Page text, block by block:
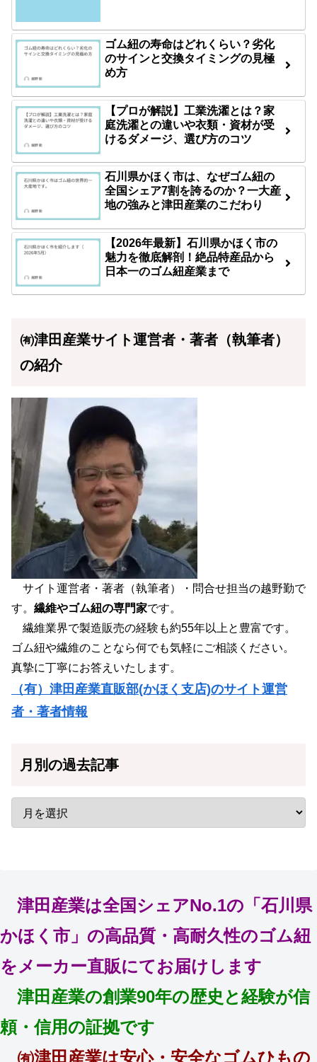
ゴム紐の寿命はどれくらい？劣化
のサインと交換タイミングの見極
め方
【プロが解説】工業洗濯とは？家
庭洗濯との違いや衣類・資材が受
けるダメージ、選び方のコツ
石川県かほく市は、なぜゴム紐の
全国シェア7割を誇るのか？一大産
地の強みと津田産業のこだわり
【2026年最新】石川県かほく市の
魅力を徹底解剖！絶品特産品から
日本一のゴム紐産業まで
㈲津田産業サイト運営者・著者（執筆者）
の紹介
サイト運営者・著者（執筆者）・問合せ担当の越野勤で
す。 繊維やゴム紐の専門家です。
繊維業界で製造販売の経験も約55年以上と豊富です。
ゴム紐や繊維のことなら何でも気軽にご相談ください。
真摯に丁寧にお答えいたします。
（有）津田産業直販部(かほく支店)のサイト運営
者・著者情報
月別の過去記事
津田産業は全国シェアNo.1の「石川県
かほく市」の高品質・高耐久性のゴム紐
をメーカー直販にてお届けします
津田産業の創業90年の歴史と経験が信
頼・信用の証拠です
㈲津田産業は安心・安全なゴムひもの